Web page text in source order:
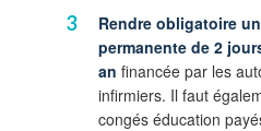
Rendre obligatoire
permanente de 2
an financée par les
infirmiers. Il faut
congés éducation